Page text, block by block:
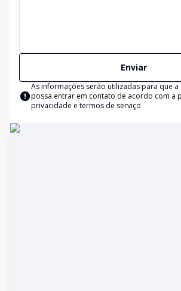
Enviar
As informações serão utilizadas para que a
possa entrar em contato de acordo com a
privacidade e termos de serviço